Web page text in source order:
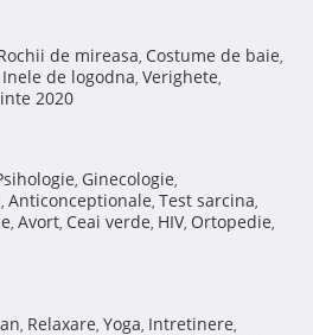
de mireasa, Costume de baie,
Inele de logodna, Verighete,
2020
, Ginecologie,
, Anticonceptionale, Test sarcina,
, Avort, Ceai verde, HIV, Ortopedie,
, Relaxare, Yoga, Intretinere,